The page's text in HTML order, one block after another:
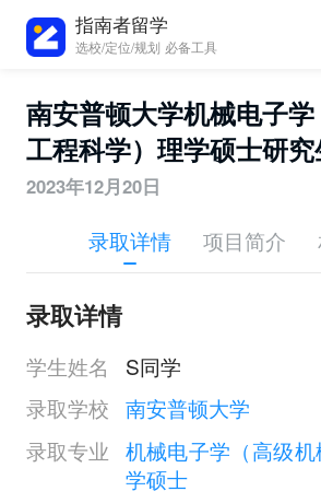
指南者留学
选校/定位/规划 必备工具
南安普顿大学机械电子
工程科学）理学硕士研
2023年12月20日
录取详情 项目简介
录取详情
学生姓名
S同学
录取学校 南安普顿大学
录取专业 机械电子学（高级
学硕士